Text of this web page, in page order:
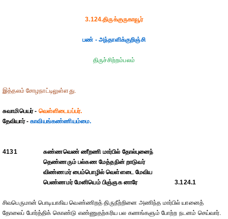
3.124.திருக்குருகாவூர்
பண் - அந்தாளிக்குறிஞ்சி
திருச்சிற்றம்பலம்
இத்தலம் சோழநாட்டிலுள்ளது.
சுவாமிபெயர் - வெள்ளிடையப்பர்.
தேவியார் -காவியங்கண்ணியம்மை.
4131
சுண்ணவெண் ணீறணி மார்பில் தோல்புனைந்
தெண்ணரும் பல்கண மேத்தநின் றாடுவர்
விண்ணமர் பைம்பொழில் வெள்ளடை மேவிய
பெண்ணமர் மேனியெம் பிஞ்ஞக னாரே
3.124.1
சிவபெருமான் பொடியாகிய வெண்ணிறத் திருநீற்றினை அணிந்த மார்பில் யானைத்
தோலைப் போர்த்திக் கொண்டு எண்ணுதற்கரிய பல கணங்களும் போற்ற நடனம் செய்வார்.